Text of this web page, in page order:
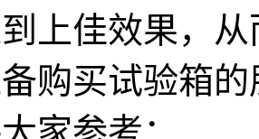
上佳效果，
购买试验箱
家参考：